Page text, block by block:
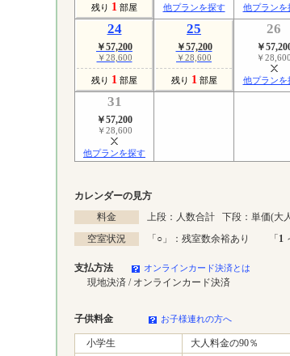
残り 1 部屋 他プランを探す 他プランを
24
￥57,200
￥28,600
残り 1 部屋
25
￥57,200
￥28,600
残り 1 部屋
26
￥
￥28,600
他プランを
31
￥57,200
￥28,600
他プランを探す
カレンダーの見方
料金
上段：人数合計 下段：単価(大
空室状況
「 ○ 」：残室数余裕あり 「 1
支払方法 オンラインカード決済とは
現地決済 / オンラインカード決済
子供料金 お子様連れの方へ
小学生
大人料金の90％